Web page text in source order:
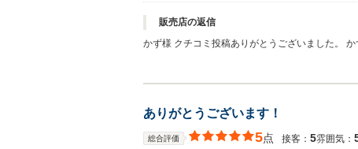
販売店の返信
かず様 クチコミ投稿ありがとうございました。
ありがとうございます！
総合評価 5点 接客： 5雰囲気：